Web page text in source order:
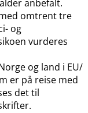
anbefalt.
omtrent tre
og
vurderes
og land i EU​/​
er på reise med
det til